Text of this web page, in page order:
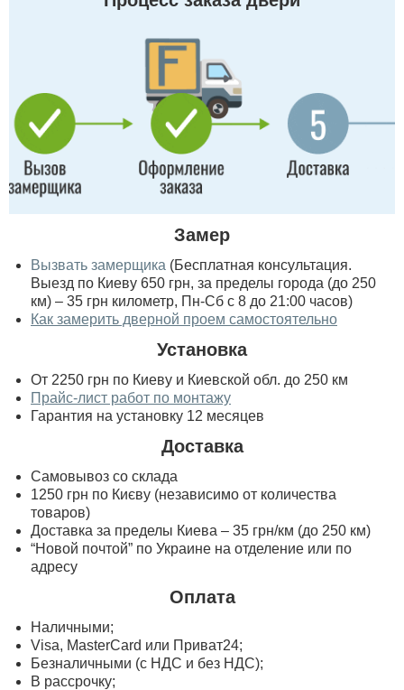
Замер
Вызвать замерщика (Бесплатная консультация.
Выезд по Киеву 650 грн, за пределы города (до 250
км) – 35 грн километр, Пн-Сб с 8 до 21:00 часов)
Как замерить дверной проем самостоятельно
Установка
От 2250 грн по Киеву и Киевской обл. до 250 км
Прайс-лист работ по монтажу
Гарантия на установку 12 месяцев
Доставка
Самовывоз со склада
1250 грн по Києву (независимо от количества
товаров)
Доставка за пределы Киева – 35 грн/км (до 250 км)
“Новой почтой” по Украине на отделение или по
адресу
Оплата
Наличными;
Visa, MasterСard или Приват24;
Безналичными (с НДС и без НДС);
В рассрочку;